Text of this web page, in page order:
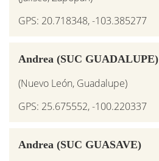
GPS: 20.718348, -103.385277
Andrea (SUC GUADALUPE)
(Nuevo León, Guadalupe)
GPS: 25.675552, -100.220337
Andrea (SUC GUASAVE)